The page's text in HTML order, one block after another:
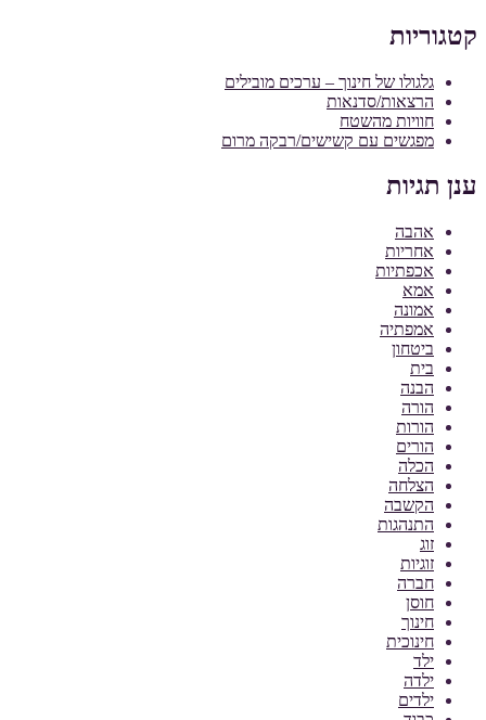
קטגוריות
גלגולו של חינוך – ערכים מובילים
הרצאות/סדנאות
חוויות מהשטח
מפגשים עם קשישים/רבקה מרום
ענן תגיות
אהבה
אחריות
אכפתיות
אמא
אמונה
אמפתיה
ביטחון
בית
הבנה
הורה
הורות
הורים
הכלה
הצלחה
הקשבה
התנהגות
זוג
זוגיות
חברה
חוסן
חינוך
חינוכית
ילד
ילדה
ילדים